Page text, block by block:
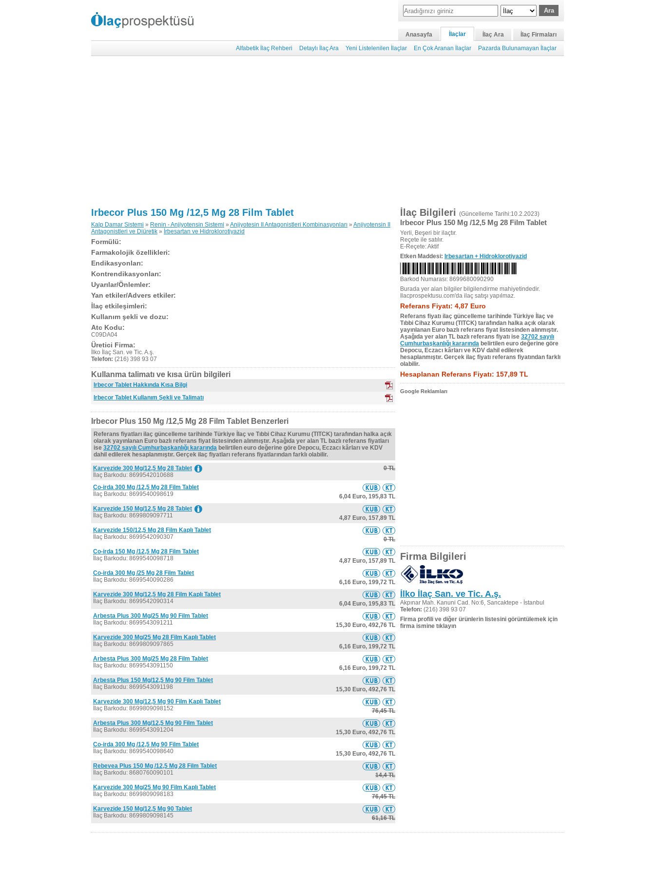
Anasayfa İlaçlar İlaç Ara
İlaç Firmaları
Alfabetik İlaç Rehberi
Detaylı İlaç Ara Yeni Listelenilen İlaçlar En Çok Aranan İlaçlar Pazarda Bulunamayan İlaçlar
Irbecor Plus 150 Mg /12,5 Mg 28 Film Tablet
Kalp Damar Sistemi » Renin - Anjiyotensin Sistemi » Anjiyotesin II Antagonistleri Kombinasyonları » Anjiyotensin II
Antagonistleri ve Diüretik » İrbesartan ve Hidroklorotiyazid
Formülü:
Farmakolojik özellikleri:
Endikasyonları:
Kontrendikasyonları:
Uyarılar/Önlemler:
Yan etkiler/Advers etkiler:
İlaç etkileşimleri:
Kullanım şekli ve dozu:
Atc Kodu:
C09DA04
Üretici Firma:
İlko İlaç San. ve Tic. A.ş.
Telefon: (216) 398 93 07
Kullanma talimatı ve kısa ürün bilgileri
Irbecor Tablet Hakkında Kısa Bilgi
Irbecor Tablet Kullanım Şekli ve Talimatı
Irbecor Plus 150 Mg /12,5 Mg 28 Film Tablet Benzerleri
Referans fiyatları ilaç güncelleme tarihinde Türkiye İlaç ve Tıbbi Cihaz Kurumu (TITCK) tarafından halka açık
olarak yayınlanan Euro bazlı referans fiyat listesinden alınmıştır. Aşağıda yer alan TL bazlı referans fiyatları
ise 32702 sayılı Cumhurbaşkanlığı kararında belirtilen euro değerine göre Depocu, Eczacı kârları ve KDV
dahil edilerek hesaplanmıştır. Gerçek ilaç fiyatları referans fiyatlarından farklı olabilir.
Karvezide 300 Mg/12,5 Mg 28 Tablet
İlaç Barkodu: 8699542010688
0 TL
Co-irda 300 Mg /12,5 Mg 28 Film Tablet
İlaç Barkodu: 8699540098619
6,04 Euro, 195,83 TL
Karvezide 150 Mg/12,5 Mg 28 Tablet
İlaç Barkodu: 8699809097711
4,87 Euro, 157,89 TL
Karvezide 150/12,5 Mg 28 Film Kaplı Tablet
İlaç Barkodu: 8699542090307
0 TL
Co-irda 150 Mg /12,5 Mg 28 Film Tablet
İlaç Barkodu: 8699540098718
4,87 Euro, 157,89 TL
Co-irda 300 Mg /25 Mg 28 Film Tablet
İlaç Barkodu: 8699540090286
6,16 Euro, 199,72 TL
Karvezide 300 Mg/12,5 Mg 28 Film Kaplı Tablet
İlaç Barkodu: 8699542090314
6,04 Euro, 195,83 TL
Arbesta Plus 300 Mg/25 Mg 90 Film Tablet
İlaç Barkodu: 8699543091211
15,30 Euro, 492,76 TL
Karvezide 300 Mg/25 Mg 28 Film Kaplı Tablet
İlaç Barkodu: 8699809097865
6,16 Euro, 199,72 TL
Arbesta Plus 300 Mg/25 Mg 28 Film Tablet
İlaç Barkodu: 8699543091150
6,16 Euro, 199,72 TL
Arbesta Plus 150 Mg/12,5 Mg 90 Film Tablet
İlaç Barkodu: 8699543091198
15,30 Euro, 492,76 TL
Karvezide 300 Mg/12,5 Mg 90 Film Kaplı Tablet
İlaç Barkodu: 8699809098152
76,45 TL
Arbesta Plus 300 Mg/12,5 Mg 90 Film Tablet
İlaç Barkodu: 8699543091204
15,30 Euro, 492,76 TL
Co-irda 300 Mg /12,5 Mg 90 Film Tablet
İlaç Barkodu: 8699540098640
15,30 Euro, 492,76 TL
Rebevea Plus 150 Mg /12,5 Mg 28 Film Tablet
İlaç Barkodu: 8680760090101
14,4 TL
Karvezide 300 Mg/25 Mg 90 Film Kaplı Tablet
İlaç Barkodu: 8699809098183
76,45 TL
Karvezide 150 Mg/12,5 Mg 90 Tablet
İlaç Barkodu: 8699809098145
61,16 TL
İlaç Bilgileri (Güncelleme Tarihi:10.2.2023)
Irbecor Plus 150 Mg /12,5 Mg 28 Film Tablet
Yerli, Beşeri bir ilaçtır.
Reçete ile satılır.
E-Reçete: Aktif
Etken Maddesi: Irbesartan + Hidroklorotiyazid
Barkod Numarası: 8699680090290
Burada yer alan bilgiler bilgilendirme mahiyetindedir.
Ilacprospektusu.com'da ilaç satışı yapılmaz.
Referans Fiyatı: 4,87 Euro
Referans fiyatı ilaç güncelleme tarihinde Türkiye İlaç ve
Tıbbi Cihaz Kurumu (TITCK) tarafından halka açık olarak
yayınlanan Euro bazlı referans fiyat listesinden alınmıştır.
Aşağıda yer alan TL bazlı referans fiyatı ise 32702 sayılı
Cumhurbaşkanlığı kararında belirtilen euro değerine göre
Depocu, Eczacı kârları ve KDV dahil edilerek
hesaplanmıştır. Gerçek ilaç fiyatı referans fiyatından farklı
olabilir.
Hesaplanan Referans Fiyatı: 157,89 TL
Google Reklamları
Firma Bilgileri
İlko İlaç San. ve Tic. A.ş.
Akpınar Mah. Kanuni Cad. No:6, Sancaktepe - İstanbul
Telefon: (216) 398 93 07
Firma profili ve diğer ürünlerin listesini görüntülemek için
firma ismine tıklayın